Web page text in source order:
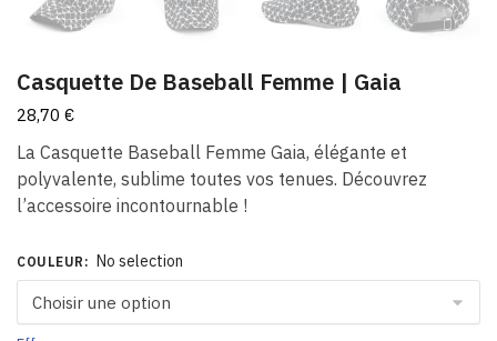
Casquette De Baseball Femme |​ Gaia
28,70 €
La Casquette Baseball Femme Gaia, élégante et
polyvalente, sublime toutes vos tenues. Découvrez
l’accessoire incontournable !
COULEUR : No selection